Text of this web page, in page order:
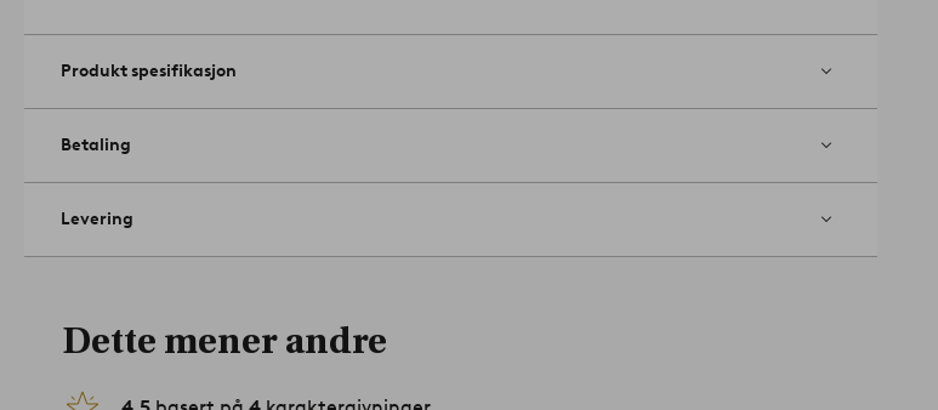
Produkt spesifikasjon
Betaling
Levering
Dette mener andre